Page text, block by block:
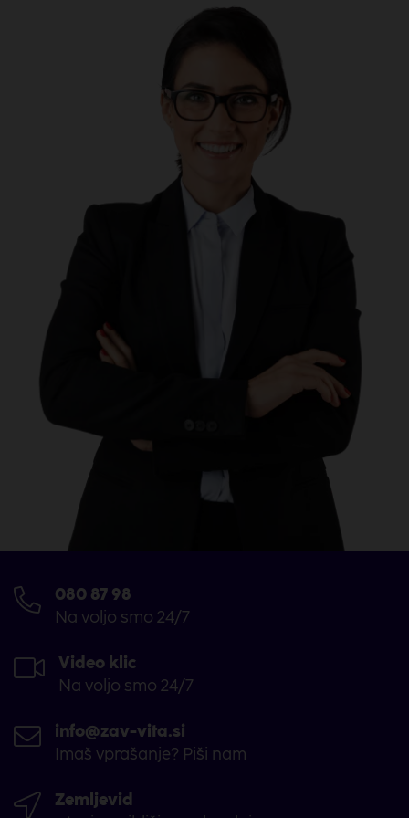
Ali lahko tudi pravna oseba sklene življenjsko
zavarovanje za svojega zaposlenega?
Za kakšno višino zavarovalne vsote v primeru
Katere so konkurenčne prednosti zavarovanja?
Kako se lahko registriram v digitalno poslovalnico
Odjaviti se želim od prejemanja trženjskih sporočil.
Kako lahko to uredim?
Račun imam pri drugi banki, ne pri NLB-ju. Ali
lahko obveznosti plačujem prek direktne
bremenitve SEPA?
Ali lahko obveznosti plačujem prek položnice?
Kako pridobim dvojnik police?
razlike?
Zdravniški pregled – kdaj ga potrebuješ?
080 87 98
Na voljo smo 24/7
Video klic
Na voljo smo 24/7
info@zav-vita.si
Imaš vprašanje? Piši nam
Zemljevid